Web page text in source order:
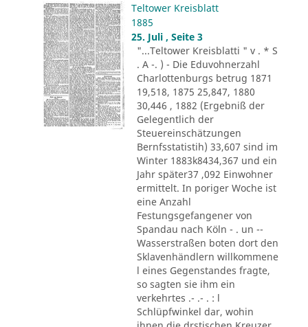
Teltower Kreisblatt
1885
25. Juli , Seite 3
"...Teltower Kreisblatti " v . * S
. A -. ) - Die Eduvohnerzahl
Charlottenburgs betrug 1871
19,518, 1875 25,847, 1880
30,446 , 1882 (Ergebniß der
Gelegentlich der
Steuereinschätzungen
Bernfsstatistih) 33,607 sind im
Winter 1883k8434,367 und ein
Jahr später37 ,092 Einwohner
ermittelt. In poriger Woche ist
eine Anzahl
Festungsgefangener von
Spandau nach Köln - . un --
Wasserstraßen boten dort den
Sklavenhändlern willkommene
l eines Gegenstandes fragte,
so sagten sie ihm ein
verkehrtes .- .- . : l
Schlüpfwinkel dar, wohin